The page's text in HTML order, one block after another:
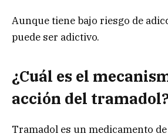
Aunque tiene bajo riesgo de
puede ser adictivo.
¿Cuál es el
acción del
Tramadol es un medicamento